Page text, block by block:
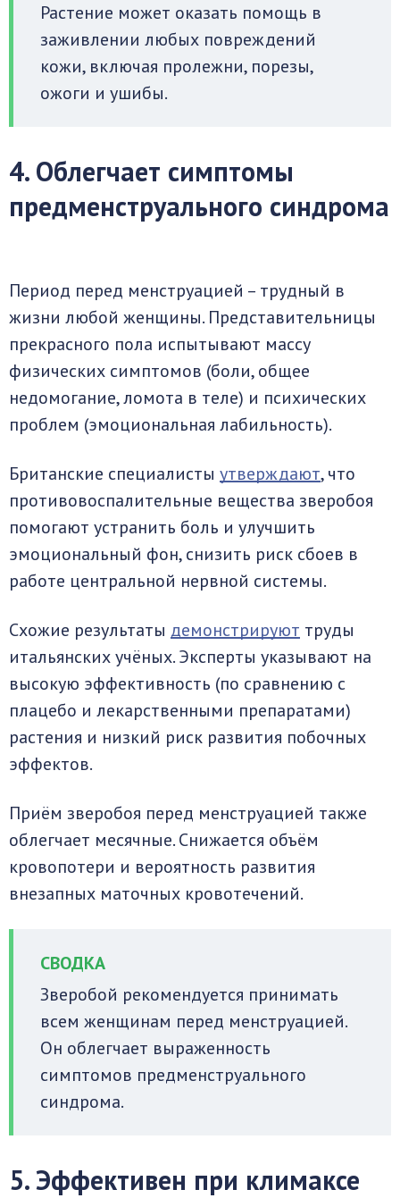
Растение может оказать помощь в
заживлении любых повреждений
кожи, включая пролежни, порезы,
ожоги и ушибы.
4. Облегчает симптомы
предменструального синдрома
Период перед менструацией – трудный в
жизни любой женщины. Представительницы
прекрасного пола испытывают массу
физических симптомов (боли, общее
недомогание, ломота в теле) и психических
проблем (эмоциональная лабильность).
Британские специалисты утверждают, что
противовоспалительные вещества зверобоя
помогают устранить боль и улучшить
эмоциональный фон, снизить риск сбоев в
работе центральной нервной системы.
Схожие результаты демонстрируют труды
итальянских учёных. Эксперты указывают на
высокую эффективность (по сравнению с
плацебо и лекарственными препаратами)
растения и низкий риск развития побочных
эффектов.
Приём зверобоя перед менструацией также
облегчает месячные. Снижается объём
кровопотери и вероятность развития
внезапных маточных кровотечений.
Зверобой рекомендуется принимать
всем женщинам перед менструацией.
Он облегчает выраженность
симптомов предменструального
синдрома.
5. Эффективен при климаксе